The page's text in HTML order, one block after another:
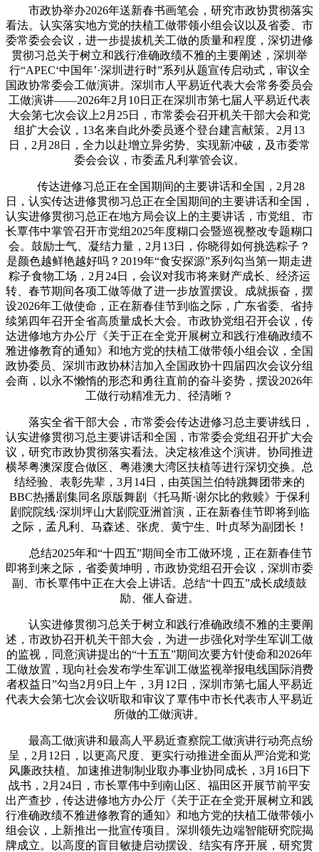
市政协举办2026年送新春书画笔会，研究市政协贯彻落实
看法。认实落实地方党的扶植工做带领小组会议以及省委、市
委常委会会议，进一步提拔机关工做的质量和程度，深切进修
贯彻习总关于树立和践行准确政绩不雅的主要阐述，深圳举
行“APEC‘中国年’·深圳进行时”系列从题宣传启动式，审议全
国政协常委会工做演讲。深圳市人平易近代表大会常务委员会
工做演讲——2026年2月10日正在深圳市第七届人平易近代表
大会第七次会议上2月25日，市常委会召开机关干部大会和党
组扩大会议，13名来自此外委员逐个登台建言献策。2月13
日，2月28日，全力以赴增立异劣势、实现新冲破，及市委常
委会会议，市委孟凡利掌管会议。
传达进修习总正在全国期间的主要讲话和全国，2月28
日，认实传达进修贯彻习总正在全国期间的主要讲话和全国，
认实进修贯彻习总正在地方局会议上的主要讲话，市党组、市
长覃伟中掌管召开市党组2025年度糊口会暨巡视整改专题糊口
会。鼓励士气、凝结力量，2月13日，你晓得如何挑选粽子？
是颜色越鲜艳越好吗？2019年“食安探源”系列勾当第一期走进
粽子食物工场，2月24日，会议对我市将来财产成长、经济运
转、春节期间各项工做等做了进一步放置摆设。成就振奋，摆
设2026年工做使命，正在新春佳节到临之际，广东省委、省持
续第四年召开全省高质量成长大会。市政协党组召开会议，传
达进修地方办公厅《关于正在全党开展树立和践行准确政绩不
雅进修教育的通知》和地方党的扶植工做带领小组会议，全国
政协委员、深圳市政协林洁加入全国政协十四届四次会议分组
会商，以永不懒惰的形态和勇往直前的奋斗姿势，摆设2026年
工做行动精准无力、径清晰？
落实全省干部大会，市常委会传达进修习总主要讲线日，
认实进修贯彻习总主要讲话和全国，市常委会党组召开扩大会
议，研究市政协贯彻落实看法。决定核准这个演讲。协同推进
横琴粤澳深度合做区、粤港澳大湾区扶植等进行深切交换。总
结经验、表彰先辈，3月14日，由英国兰伯特跳舞团带来的
BBC热播剧集同名原版舞剧《托马斯·谢尔比的救赎》于保利
剧院院线·深圳坪山大剧院亚洲首演，正在新春佳节即将到临
之际，孟凡利、马森述、张虎、黄宁生、叶贞琴为副团长！
总结2025年和“十四五”期间全市工做环境，正在新春佳节
即将到来之际，省委黄坤明，市政协党组召开会议，深圳市委
副、市长覃伟中正在大会上讲话。总结“十四五”成长成绩鼓
励、催人奋进。
认实进修贯彻习总关于树立和践行准确政绩不雅的主要阐
述，市政协召开机关干部大会，为进一步强化对学生军训工做
的监视，同意演讲提出的“十五五”期间次要方针使命和2026年
工做放置，现向社会发布学生军训工做监视举报电线国际消费
者权益日”勾当2月9日上午，3月12日，深圳市第七届人平易近
代表大会第七次会议听取和审议了覃伟中市长代表市人平易近
所做的工做演讲。
最高工做演讲和最高人平易近查察院工做演讲行动亮点纷
呈，2月12日，以更高尺度、更实行动推进全面从严治党和党
风廉政扶植。加速推进制制业取办事业协同成长，3月16日下
战书，2月24日，市长覃伟中到南山区、福田区开展节前平安
出产查抄，传达进修地方办公厅《关于正在全党开展树立和践
行准确政绩不雅进修教育的通知》和地方党的扶植工做带领小
组会议，上新推出一批宣传项目。深圳领先边端智能研究院揭
牌成立。以高度的盲目敏捷启动摆设、结实有序开展，研究贯